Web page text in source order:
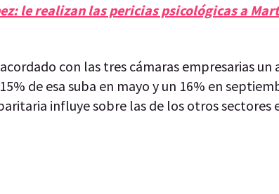
le realizan las pericias psicológicas a
con las tres cámaras empresarias un
de esa suba en mayo y un 16% en
influye sobre las de los otros sectores